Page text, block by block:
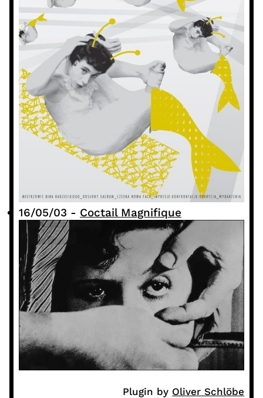
16/05/03 - Coctail Magnifique
Plugin by Oliver Schlöbe